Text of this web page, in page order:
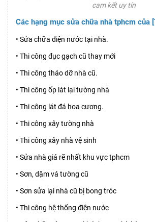
cam kết uy tín
Các hạng mục sửa chữa nhà tphcm của
• Sửa chữa điện nước tại nhà.
• Thi công đục gạch cũ thay mới
• Thi công tháo dỡ nhà cũ.
• Thi công ốp lát lại tường nhà
• Thi công lát đá hoa cương.
• Thi công xây tường nhà
• Thi công xây nhà vệ sinh
• Sửa nhà giá rẽ nhất khu vực tphcm
• Sơn, dặm vá tường cũ
• Sơn sửa lại nhà cũ bị bong tróc
• Thi công hệ thống điện nước